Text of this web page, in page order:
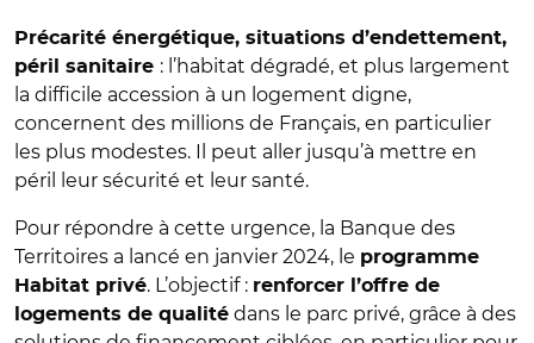
Précarité énergétique, situations d’endettement,
péril sanitaire : l’habitat dégradé, et plus largement
la difficile accession à un logement digne,
concernent des millions de Français, en particulier
les plus modestes. Il peut aller jusqu’à mettre en
péril leur sécurité et leur santé.
Pour répondre à cette urgence, la Banque des
Territoires a lancé en janvier 2024, le programme
Habitat privé. L’objectif : renforcer l’offre de
logements de qualité dans le parc privé, grâce à des